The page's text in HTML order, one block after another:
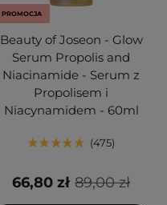
PROMOCJA
Beauty of Joseon - Glow
Serum Propolis and
Niacinamide - Serum z
Propolisem i
Niacynamidem - 60ml
475
89,00 zł
66,80 zł